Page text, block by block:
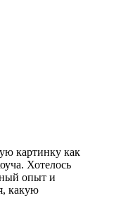
картинку как
Хотелось
опыт и
какую